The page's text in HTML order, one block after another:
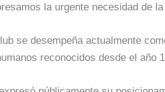
la urgente necesidad de
se desempeña actualmente
reconocidos desde el año